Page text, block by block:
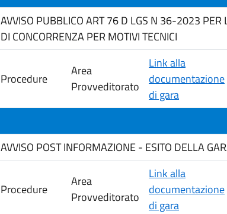
AVVISO PUBBLICO ART 76 D LGS N 36-2023 PER
DI CONCORRENZA PER MOTIVI TECNICI
Procedure
Area
Provveditorato
Link alla
documentazione
di gara
AVVISO POST INFORMAZIONE - ESITO DELLA
Procedure
Area
Provveditorato
Link alla
documentazione
di gara